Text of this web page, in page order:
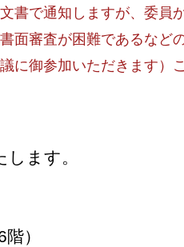
書で通知しますが、委員
面審査が困難であるなど
に御参加いただきます）
ます。
）